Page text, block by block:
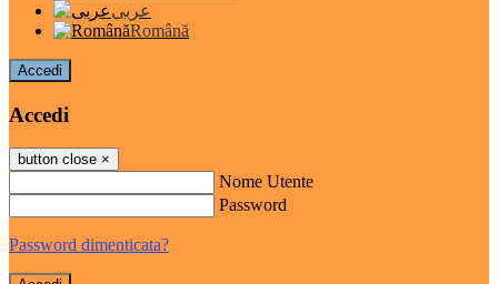
عربى
Română
Accedi
Accedi
button close ×
Nome Utente
Password
Password dimenticata?